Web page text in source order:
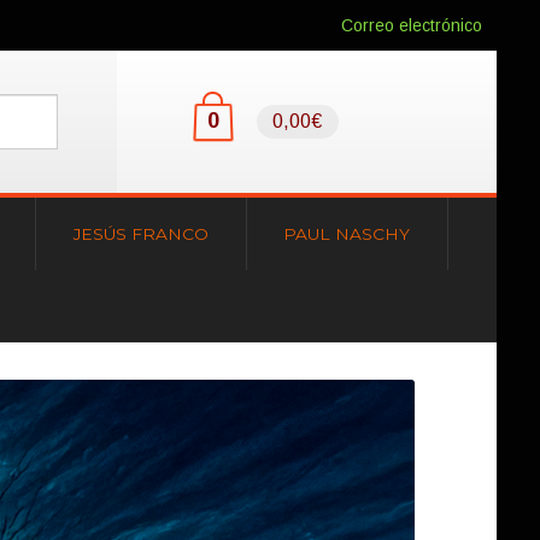
Correo electrónico
0 0,00€
JESÚS FRANCO PAUL NASCHY